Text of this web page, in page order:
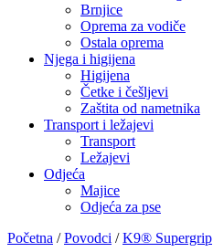
Brnjice
Oprema za vodiče
Ostala oprema
Njega i higijena
Higijena
Četke i češljevi
Zaštita od nametnika
Transport i ležajevi
Transport
Ležajevi
Odjeća
Majice
Odjeća za pse
Početna /Povodci /K9® Supergrip